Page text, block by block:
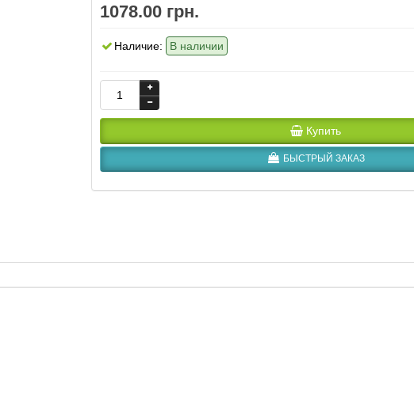
1078.00 грн.
Наличие: В наличии
Купить
БЫСТРЫЙ ЗАКАЗ